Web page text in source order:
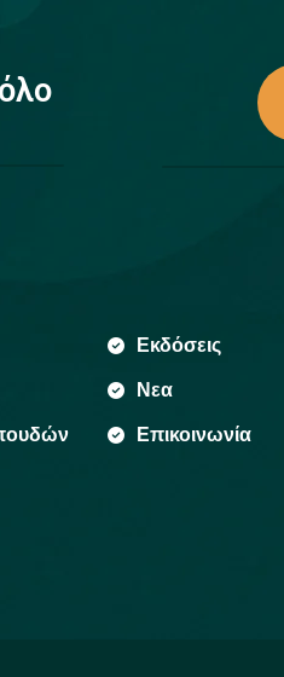
Εκδόσεις
Νεα
Επικοινωνία